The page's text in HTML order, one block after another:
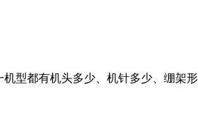
型都有机头多少、机针多少、绷架